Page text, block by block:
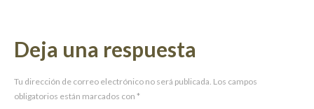
Deja una respuesta
Tu dirección de correo electrónico no será publicada. Los campos
obligatorios están marcados con *